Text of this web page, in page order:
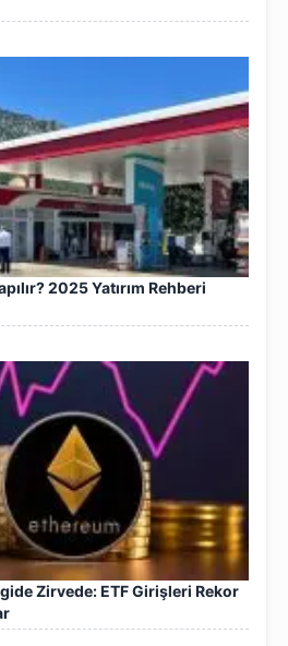
2025 Yatırım Rehberi
Zirvede: ETF Girişleri Rekor